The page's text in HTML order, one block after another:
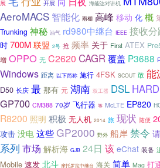
展
开展 海能达对讲机
AeroMACS 智能化 雨棚 高峰 移动 化 概
Trunking 神秘 油气 rd980中继台 IEEE 接收分
时 700M 联盟 2号 抢 频率 关于 First ATEX
增 OPPO 无 C2620 CAGR覆盖 P3688
Windows 距离 以下简称 施行 4FSK SCOUT 敢 能
D50 长庆 最 那有 元 湖南 双工器 DSL HARD
GP700 CM388 70岁 飞行器 等 McLTE EP820
R8200 照明 积极 无人机 2014 旅 现状 随便
攻击 没电 这些GP2000 野外 船岸 禁令
系列 市场 解析海 GJB 24日 该 eChat 装备
Mobile 速发 北斗 摩托罗拉中继台 海关 简单 Mag 打